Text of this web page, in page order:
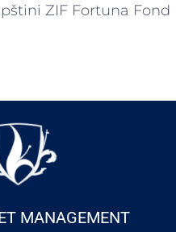
ZIF Fortuna Fond
MANAGEMENT